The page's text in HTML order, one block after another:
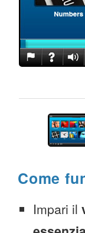
Come
Impari il